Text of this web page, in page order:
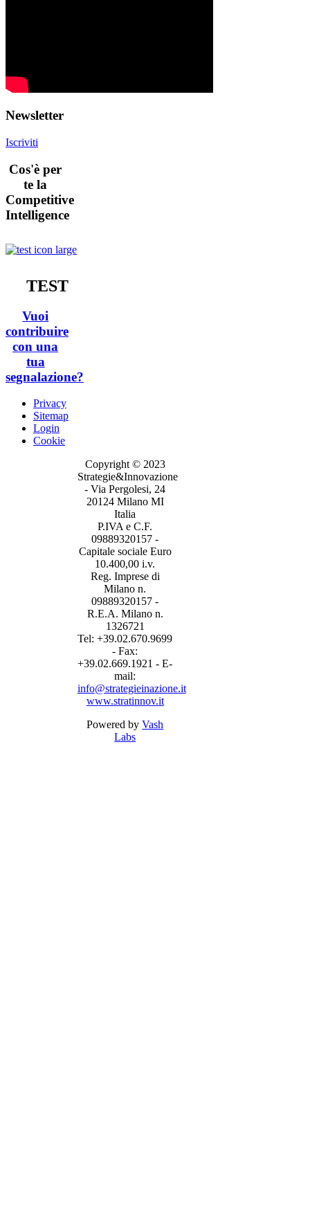
Newsletter
Iscriviti
Cos'è per
te la
Competitive
Intelligence
TEST
Vuoi
contribuire
con una
tua
segnalazione?
Privacy
Sitemap
Login
Cookie
Copyright © 2023
Strategie&Innovazione
- Via Pergolesi, 24
20124 Milano MI
Italia
P.IVA e C.F.
09889320157 -
Capitale sociale Euro
10.400,00 i.v.
Reg. Imprese di
Milano n.
09889320157 -
R.E.A. Milano n.
1326721
Tel: +39.02.670.9699
- Fax:
+39.02.669.1921 - E-
mail:
info@strategieinazione.it
www.stratinnov.it
Powered byVash
Labs